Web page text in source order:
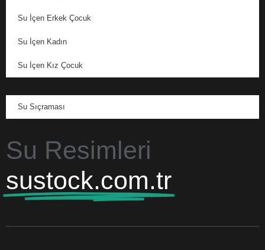
Su İçen Erkek Çocuk
Su İçen Kadın
Su İçen Kız Çocuk
Su Sıçraması
Su Resimleri
sustock.com.tr